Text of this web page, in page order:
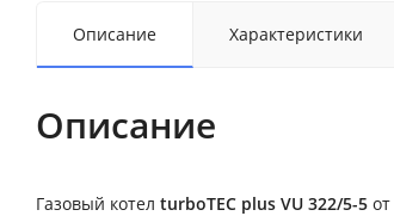
Описание Характеристики
Описание
Газовый котел turboTEC plus VU 322/5-5 от